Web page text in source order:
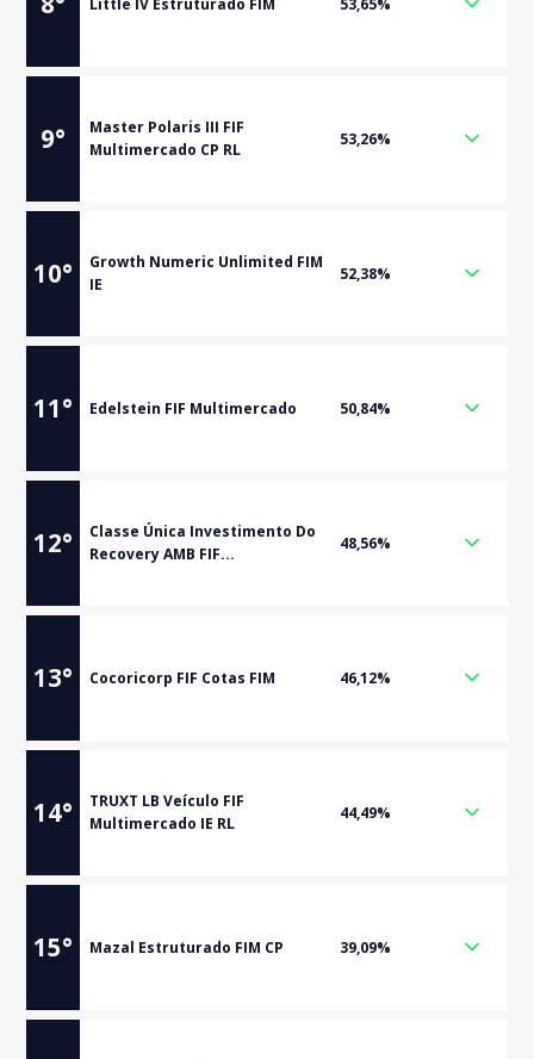
9°
Master Polaris III FIF
Multimercado CP RL
53,26%
10°
Growth Numeric Unlimited FIM
IE
52,38%
11° Edelstein FIF Multimercado 50,84%
12°
Classe Única Investimento Do
Recovery AMB FIF...
48,56%
13° Cocoricorp FIF Cotas FIM 46,12%
14°
TRUXT LB Veículo FIF
Multimercado IE RL
44,49%
15° Mazal Estruturado FIM CP 39,09%